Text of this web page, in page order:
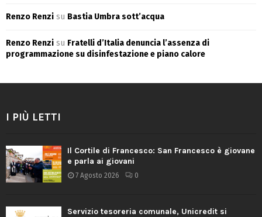
Renzo Renzi su Bastia Umbra sott’acqua
Renzo Renzi su Fratelli d’Italia denuncia l’assenza di
programmazione su disinfestazione e piano calore
I PIÙ LETTI
Il Cortile di Francesco: San Francesco è giovane
e parla ai giovani
7 Agosto 2026 0
Servizio tesoreria comunale, Unicredit si